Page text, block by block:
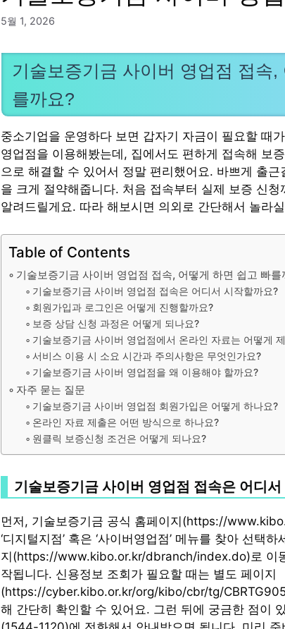
5월 1, 2026
기술보증기금 사이버 영업점 접속
를까요?
중소기업을 운영하다 보면 갑자기 자금이 필요할 때
영업점을 이용해봤는데, 집에서도 편하게 접속해 보
으로 해결할 수 있어서 정말 편리했어요. 바쁘게 출
을 크게 절약해줍니다. 처음 접속부터 실제 보증 신
알려드릴게요. 따라 해보시면 의외로 간단해서 놀라
Table of Contents
기술보증기금 사이버 영업점 접속, 어떻게 하면 쉽고 빠를
기술보증기금 사이버 영업점 접속은 어디서 시작할까요?
회원가입과 로그인은 어떻게 진행할까요?
보증 상담 신청 과정은 어떻게 되나요?
기술보증기금 사이버 영업점에서 온라인 자료는 어떻게
서비스 이용 시 소요 시간과 주의사항은 무엇인가요?
기술보증기금 사이버 영업점을 왜 이용해야 할까요?
자주 묻는 질문
기술보증기금 사이버 영업점 회원가입은 어떻게 하나요?
온라인 자료 제출은 어떤 방식으로 하나요?
원클릭 보증신청 조건은 어떻게 되나요?
기술보증기금 사이버 영업점 접속은 어디
먼저, 기술보증기금 공식 홈페이지(https://
‘디지털지점’ 혹은 ‘사이버영업점’ 메뉴를 찾아 선택
지(https://www.kibo.or.kr/dbranch/index.do)로 이
작됩니다. 신용정보 조회가 필요할 때는 별도 페이지
(https://cyber.kibo.or.kr/org/kibo/cbr/tg/
해 간단히 확인할 수 있어요. 그런 뒤에 궁금한 점이